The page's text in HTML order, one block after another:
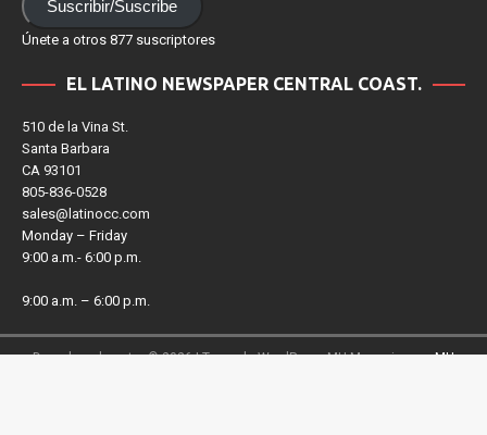
510 de la Vina St.
Santa Barbara
CA 93101
805-836-0528
sales@latinocc.com
Monday – Friday